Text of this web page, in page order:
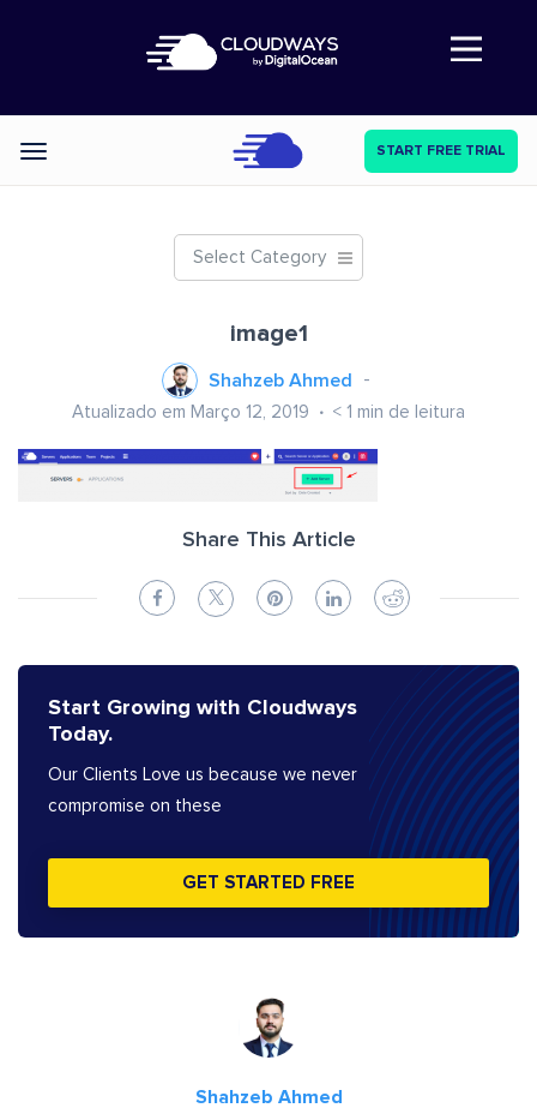
Abre a navegação
Categories START FREE TRIAL
Select Category
image1
Shahzeb Ahmed
Atualizado em Março 12, 2019 < 1 min de leitura
Share This Article
Start Growing with Cloudways
Today.
Our Clients Love us because we never
compromise on these
GET STARTED FREE
Shahzeb Ahmed